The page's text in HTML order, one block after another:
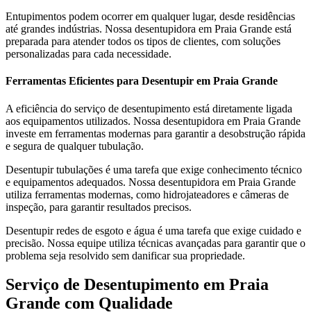
Entupimentos podem ocorrer em qualquer lugar, desde residências
até grandes indústrias. Nossa desentupidora em Praia Grande está
preparada para atender todos os tipos de clientes, com soluções
personalizadas para cada necessidade.
Ferramentas Eficientes para Desentupir em Praia Grande
A eficiência do serviço de desentupimento está diretamente ligada
aos equipamentos utilizados. Nossa desentupidora em Praia Grande
investe em ferramentas modernas para garantir a desobstrução rápida
e segura de qualquer tubulação.
Desentupir tubulações é uma tarefa que exige conhecimento técnico
e equipamentos adequados. Nossa desentupidora em Praia Grande
utiliza ferramentas modernas, como hidrojateadores e câmeras de
inspeção, para garantir resultados precisos.
Desentupir redes de esgoto e água é uma tarefa que exige cuidado e
precisão. Nossa equipe utiliza técnicas avançadas para garantir que o
problema seja resolvido sem danificar sua propriedade.
Serviço de Desentupimento em Praia
Grande com Qualidade